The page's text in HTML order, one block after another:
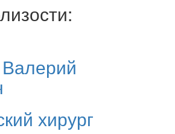
Валерий
хирург